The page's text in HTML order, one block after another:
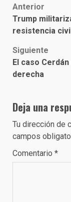
Post
Anterior
Trump
resistencia
Siguiente
El caso
derecha
Deja una
Tu dirección de
campos
Comentario *